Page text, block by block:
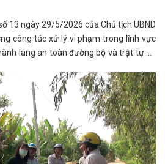
13 ngày 29/5/2026 của Chủ tịch UBND
công tác xử lý vi phạm trong lĩnh vực
lang an toàn đường bộ và trật tự đô